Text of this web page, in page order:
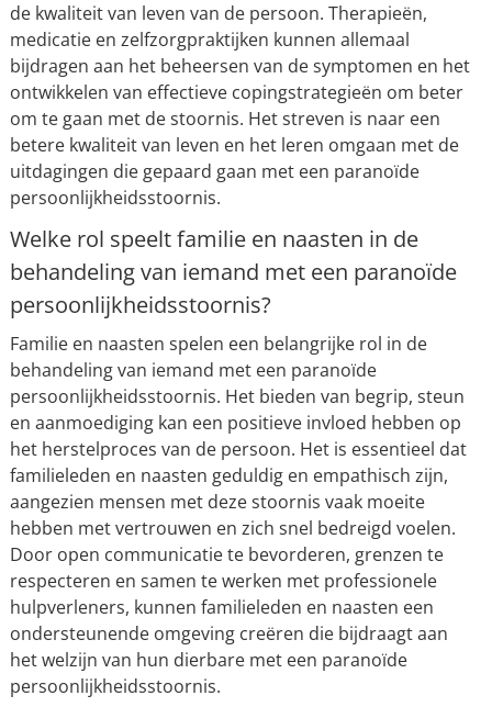
de kwaliteit van leven van de persoon. Therapieën,
medicatie en zelfzorgpraktijken kunnen allemaal
bijdragen aan het beheersen van de symptomen en het
ontwikkelen van effectieve copingstrategieën om beter
om te gaan met de stoornis. Het streven is naar een
betere kwaliteit van leven en het leren omgaan met de
uitdagingen die gepaard gaan met een paranoïde
persoonlijkheidsstoornis.
Welke rol speelt familie en naasten in de
behandeling van iemand met een paranoïde
persoonlijkheidsstoornis?
Familie en naasten spelen een belangrijke rol in de
behandeling van iemand met een paranoïde
persoonlijkheidsstoornis. Het bieden van begrip, steun
en aanmoediging kan een positieve invloed hebben op
het herstelproces van de persoon. Het is essentieel dat
familieleden en naasten geduldig en empathisch zijn,
aangezien mensen met deze stoornis vaak moeite
hebben met vertrouwen en zich snel bedreigd voelen.
Door open communicatie te bevorderen, grenzen te
respecteren en samen te werken met professionele
hulpverleners, kunnen familieleden en naasten een
ondersteunende omgeving creëren die bijdraagt aan
het welzijn van hun dierbare met een paranoïde
persoonlijkheidsstoornis.